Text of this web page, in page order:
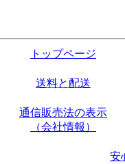
トップページ
送料と配送
通信販売法の表示
（会社情報）
安